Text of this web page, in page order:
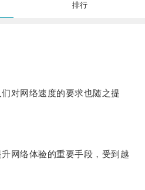
排行
网络速度的要求也随之提
络体验的重要手段，受到越